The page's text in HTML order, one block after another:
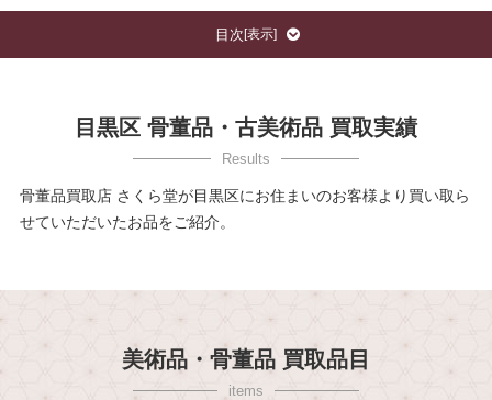
目次 [表示]
目黒区 骨董品・古美術品 買取実績
骨董品買取店 さくら堂が目黒区にお住まいのお客様より買い取ら
せていただいたお品をご紹介。
美術品・骨董品 買取品目